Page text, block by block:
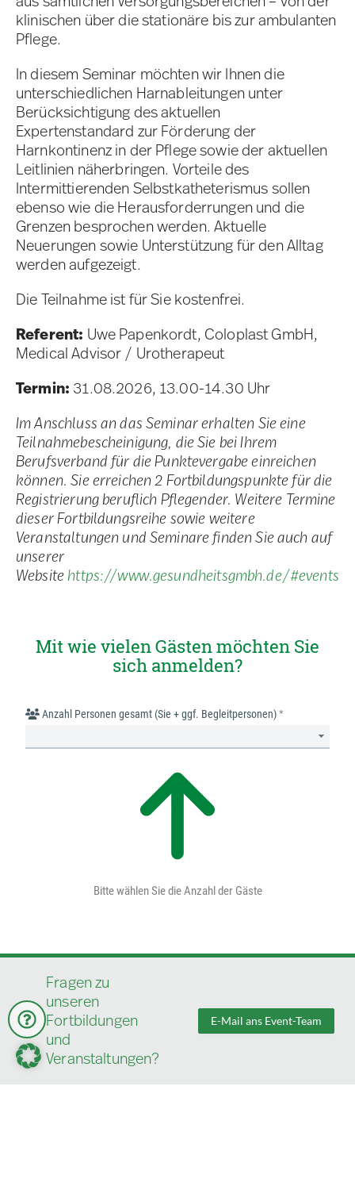
klinischen über die stationäre bis zur ambulanten
Pflege.
In diesem Seminar möchten wir Ihnen die
unterschiedlichen Harnableitungen unter
Berücksichtigung des aktuellen
Expertenstandard zur Förderung der
Harnkontinenz in der Pflege sowie der aktuellen
Leitlinien näherbringen. Vorteile des
Intermittierenden Selbstkatheterismus sollen
ebenso wie die Herausforderrungen und die
Grenzen besprochen werden. Aktuelle
Neuerungen sowie Unterstützung für den Alltag
werden aufgezeigt.
Die Teilnahme ist für Sie kostenfrei.
Referent: Uwe Papenkordt, Coloplast GmbH,
Medical Advisor / Urotherapeut
Termin: 31.08.2026, 13.00-14.30 Uhr
Im Anschluss an das Seminar erhalten Sie eine
Teilnahmebescheinigung, die Sie bei Ihrem
Berufsverband für die Punktevergabe einreichen
können. Sie erreichen 2 Fortbildungspunkte für die
Registrierung beruflich Pflegender. Weitere Termine
dieser Fortbildungsreihe sowie weitere
Veranstaltungen und Seminare finden Sie auch auf
unserer
Websitehttps://www.gesundheitsgmbh.de/#events
Fragen zu
unseren
Fortbildungen
und
Veranstaltungen?
E-Mail ans Event-Team